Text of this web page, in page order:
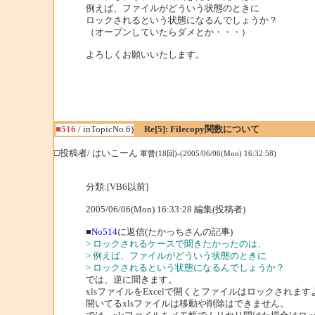
例えば、ファイルがどういう状態のときに
ロックされるという状態になるんでしょうか？
（オープンしていたらダメとか・・・）
よろしくお願いいたします。
■516 / inTopicNo.6) Re[5]: Filecopy関数について
□投稿者/ はいこーん 軍曹(18回)-(2005/06/06(Mon) 16:32:58)
分類:[VB6以前]
2005/06/06(Mon) 16:33:28 編集(投稿者)
■No514に返信(たかっちさんの記事)
> ロックされるケースで聞きたかったのは、
> 例えば、ファイルがどういう状態のときに
> ロックされるという状態になるんでしょうか？
では、逆に聞きます。
xlsファイルをExcelで開くとファイルはロックされます
開いてるxlsファイルは移動や削除はできません。